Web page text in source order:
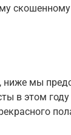
ниже мы
в этом